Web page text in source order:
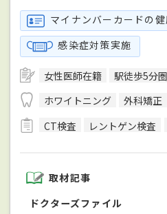
マイナンバーカードの
感染症対策実施
女性医師在籍 駅徒歩5分
ホワイトニング
外科矯正
CT検査
レントゲン検査
取材記事
ドクターズファイル